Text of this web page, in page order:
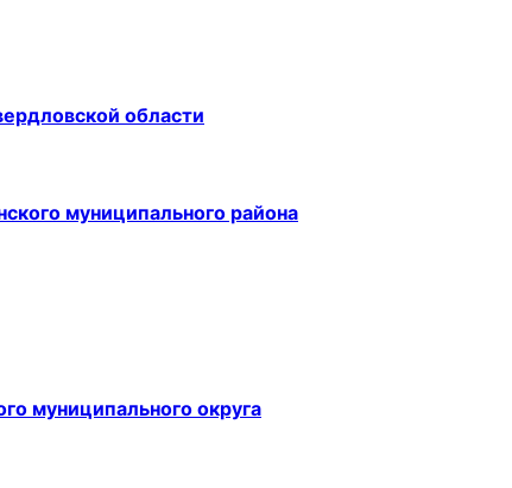
области
муниципального района
муниципального округа